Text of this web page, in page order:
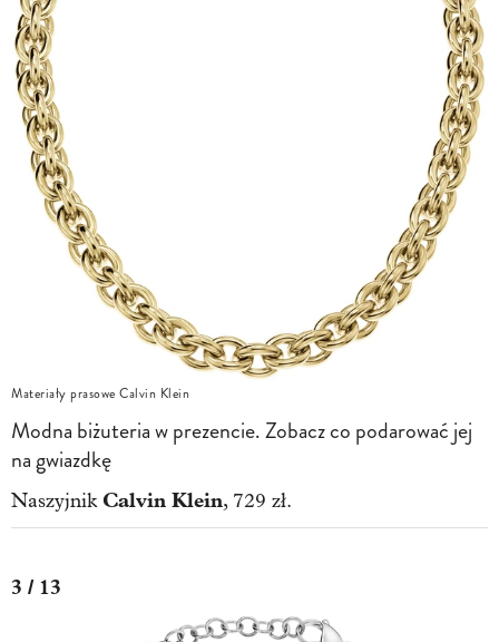
Materiały prasowe Calvin Klein
Modna biżuteria w prezencie. Zobacz co podarować jej
na gwiazdkę
Naszyjnik Calvin Klein, 729 zł.
3 / 13